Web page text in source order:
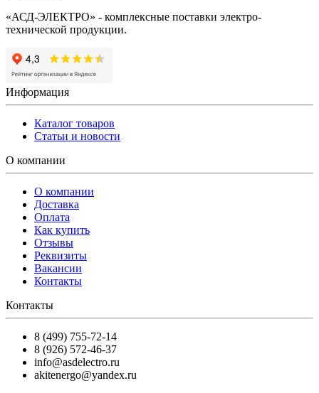
«АСД-ЭЛЕКТРО» - комплексные поставки электро-
технической продукции.
Информация
Каталог товаров
Статьи и новости
О компании
О компании
Доставка
Оплата
Как купить
Отзывы
Реквизиты
Вакансии
Контакты
Контакты
8 (499) 755-72-14
8 (926) 572-46-37
info@asdelectro.ru
akitenergo@yandex.ru